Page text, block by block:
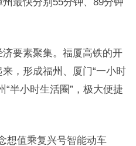
要素聚集。福厦高铁的开
，形成福州、厦门“一小时
“半小时生活圈”，极大便捷
想值乘复兴号智能动车